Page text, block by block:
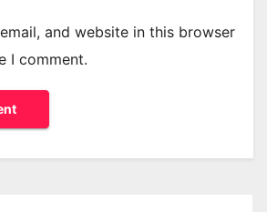
and website in this browser
I comment.